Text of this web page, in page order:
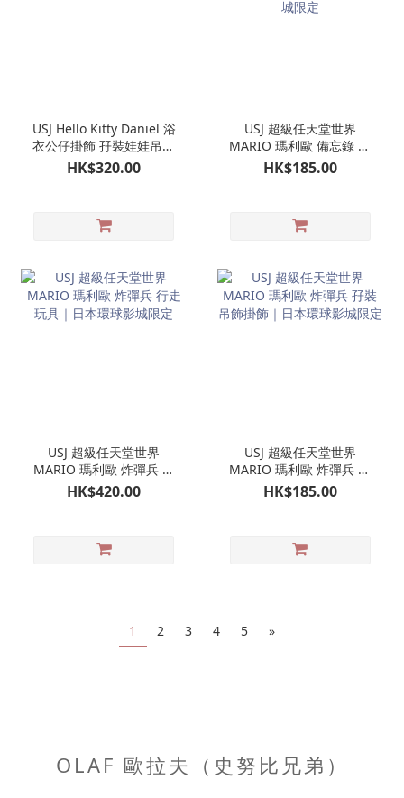
USJ Hello Kitty Daniel 浴
衣公仔掛飾 孖裝娃娃吊飾
｜日本環球影城限定
HK$320.00
USJ 超級任天堂世界
MARIO 瑪利歐 備忘錄 附
問號磚塊收納袋仔｜日本
環球影城限定
HK$185.00
USJ 超級任天堂世界
MARIO 瑪利歐 炸彈兵 行
走玩具｜日本環球影城限
HK$420.00
USJ 超級任天堂世界
MARIO 瑪利歐 炸彈兵 孖
裝吊飾掛飾｜日本環球影
城限定
HK$185.00
1 2 3 4 5 »
OLAF 歐拉夫（史努比兄弟）